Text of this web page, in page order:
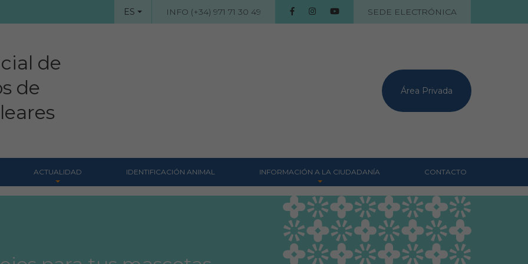
ES INFO (+34) 971 71 30 49 SEDE ELECTRÓNICA
de
de
Área Privada
ACTUALIDAD IDENTIFICACIÓN ANIMAL INFORMACIÓN A LA CIUDADANÍA
Centros veterinarios
Colegiados
Consejos para tus
mascotas
CONTACTO